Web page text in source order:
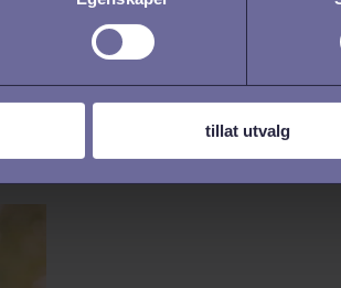
tillat utvalg
Hvorfor er det
som søker?